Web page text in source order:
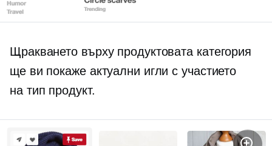
Щракването върху продуктовата категория
ще ви покаже актуални игли с участието
на тип продукт.